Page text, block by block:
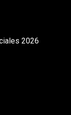
2026